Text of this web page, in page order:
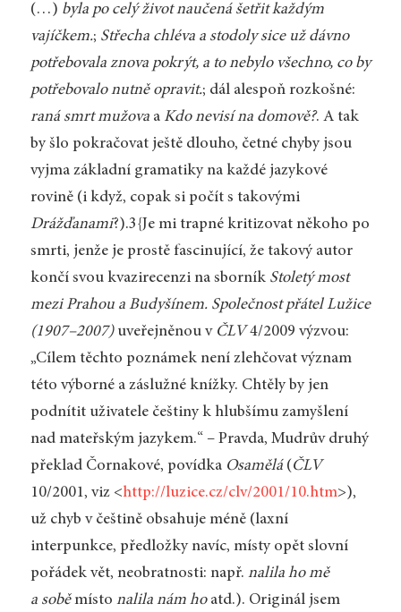
(…) byla po celý život naučená šetřit každým
vajíčkem.; Střecha chléva a stodoly sice už dávno
potřebovala znova pokrýt, a to nebylo všechno, co by
potřebovalo nutně opravit.; dál alespoň rozkošné:
raná smrt mužovaa Kdo nevisí na domově?. A tak
by šlo pokračovat ještě dlouho, četné chyby jsou
vyjma základní gramatiky na každé jazykové
rovině (i když, copak si počít s takovými
Drážďanami?).3{Je mi trapné kritizovat někoho po
smrti, jenže je prostě fascinující, že takový autor
končí svou kvazirecenzi na sborník Stoletý most
mezi Prahou a Budyšínem. Společnost přátel Lužice
(1907–2007)uveřejněnou v ČLV4/2009 výzvou:
„Cílem těchto poznámek není zlehčovat význam
této výborné a záslužné knížky. Chtěly by jen
podnítit uživatele češtiny k hlubšímu zamyšlení
nad mateřským jazykem.“ – Pravda, Mudrův druhý
překlad Čornakové, povídka Osamělá(ČLV
10/2001, viz <http://luzice.cz/clv/2001/10.htm>),
už chyb v češtině obsahuje méně (laxní
interpunkce, předložky navíc, místy opět slovní
pořádek vět, neobratnosti: např. nalila ho mě
a soběmísto nalila nám hoatd.). Originál jsem